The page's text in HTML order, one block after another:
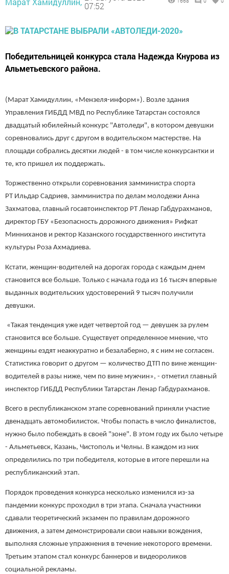
07:52
Победительницей конкурса стала Надежда Кнурова из
Альметьевского района.
(Марат Хамидуллин, «Мензеля-информ»). Возле здания
Управления ГИБДД МВД по Республике Татарстан состоялся
двадцатый юбилейный конкурс "Автоледи", в котором девушки
соревновались друг с другом в водительском мастерстве. На
площади собрались десятки людей - в том числе конкурсантки и
те, кто пришел их поддержать.
Торжественно открыли соревнования замминистра спорта
РТ Ильдар Садриев, замминистра по делам молодежи Анна
Захматова, главный госавтоинспектор РТ Ленар Габдурахманов,
директор ГБУ «Безопасность дорожного движения» Рифкат
Минниханов и ректор Казанского государственного института
культуры Роза Ахмадиева.
Кстати, женщин-водителей на дорогах города с каждым днем
становится все больше. Только с начала года из 16 тысяч впервые
выданных водительских удостоверений 9 тысяч получили
девушки.
«Такая тенденция уже идет четвертой год — девушек за рулем
становится все больше. Существует определенное мнение, что
женщины ездят неаккуратно и безалаберно, я с ним не согласен.
Статистика говорит о другом — количество ДТП по вине женщин-
водителей в разы ниже, чем по вине мужчин», - отметил главный
инспектор ГИБДД Республики Татарстан Ленар Габдурахманов.
Всего в республиканском этапе соревнований приняли участие
двенадцать автомобилисток. Чтобы попасть в число финалистов,
нужно было побеждать в своей "зоне". В этом году их было четыре
- Альметьевск, Казань, Чистополь и Челны. В каждом из них
определились по три победителя, которые в итоге перешли на
республиканский этап.
Порядок проведения конкурса несколько изменился из-за
пандемии конкурс проходил в три этапа. Сначала участники
сдавали теоретический экзамен по правилам дорожного
движения, а затем демонстрировали свои навыки вождения,
выполняя сложные упражнения в течение некоторого времени.
Третьим этапом стал конкурс баннеров и видеороликов
социальной рекламы.